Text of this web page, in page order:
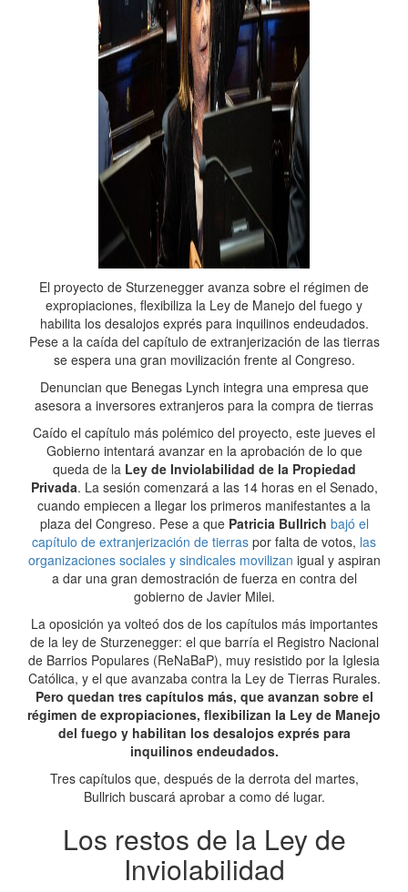
El proyecto de Sturzenegger avanza sobre el régimen de
expropiaciones, flexibiliza la Ley de Manejo del fuego y
habilita los desalojos exprés para inquilinos endeudados.
Pese a la caída del capítulo de extranjerización de las tierras
se espera una gran movilización frente al Congreso.
Denuncian que Benegas Lynch integra una empresa que
asesora a inversores extranjeros para la compra de tierras
Caído el capítulo más polémico del proyecto, este jueves el
Gobierno intentará avanzar en la aprobación de lo que
queda de la Ley de Inviolabilidad de la Propiedad
Privada. La sesión comenzará a las 14 horas en el Senado,
cuando empiecen a llegar los primeros manifestantes a la
plaza del Congreso. Pese a que Patricia Bullrich bajó el
capítulo de extranjerización de tierras por falta de votos, las
organizaciones sociales y sindicales movilizan igual y aspiran
a dar una gran demostración de fuerza en contra del
gobierno de Javier Milei.
La oposición ya volteó dos de los capítulos más importantes
de la ley de Sturzenegger: el que barría el Registro Nacional
de Barrios Populares (ReNaBaP), muy resistido por la Iglesia
Católica, y el que avanzaba contra la Ley de Tierras Rurales.
Pero quedan tres capítulos más, que avanzan sobre el
régimen de expropiaciones, flexibilizan la Ley de Manejo
del fuego y habilitan los desalojos exprés para
inquilinos endeudados.
Tres capítulos que, después de la derrota del martes,
Bullrich buscará aprobar a como dé lugar.
Los restos de la Ley de
Inviolabilidad